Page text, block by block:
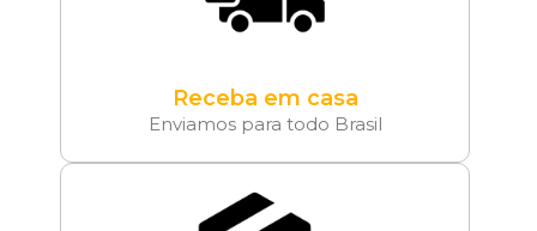
Receba em casa
Enviamos para todo Brasil